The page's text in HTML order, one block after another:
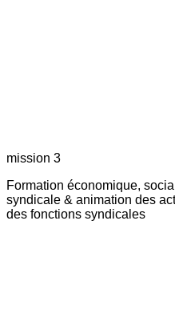
mission 3
Formation économique,
syndicale & animation des
des fonctions syndicales